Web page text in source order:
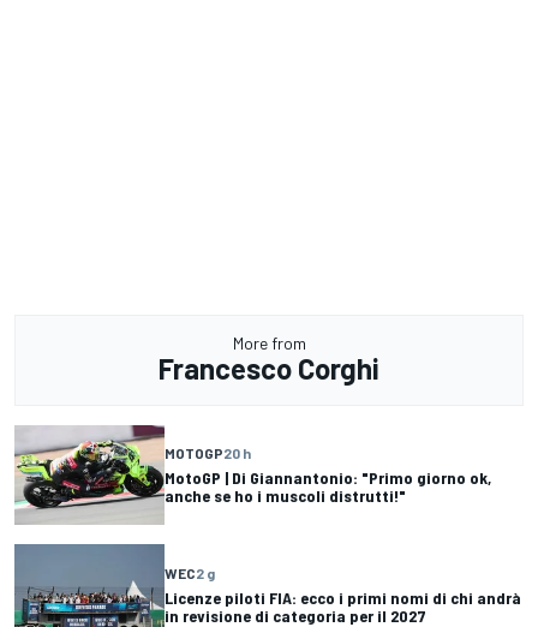
More from
Francesco Corghi
MOTOGP20 h
MotoGP | Di Giannantonio: "Primo giorno ok,
anche se ho i muscoli distrutti!"
WEC2 g
Licenze piloti FIA: ecco i primi nomi di chi andrà
in revisione di categoria per il 2027